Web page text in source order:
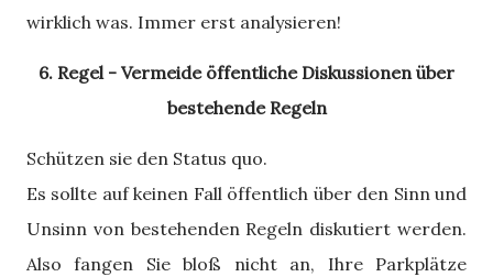
wirklich was. Immer erst analysieren!
6. Regel - Vermeide öffentliche Diskussionen über
bestehende Regeln
Schützen sie den Status quo.
Es sollte auf keinen Fall öffentlich über den Sinn und
Unsinn von bestehenden Regeln diskutiert werden.
Also fangen Sie bloß nicht an, Ihre Parkplätze